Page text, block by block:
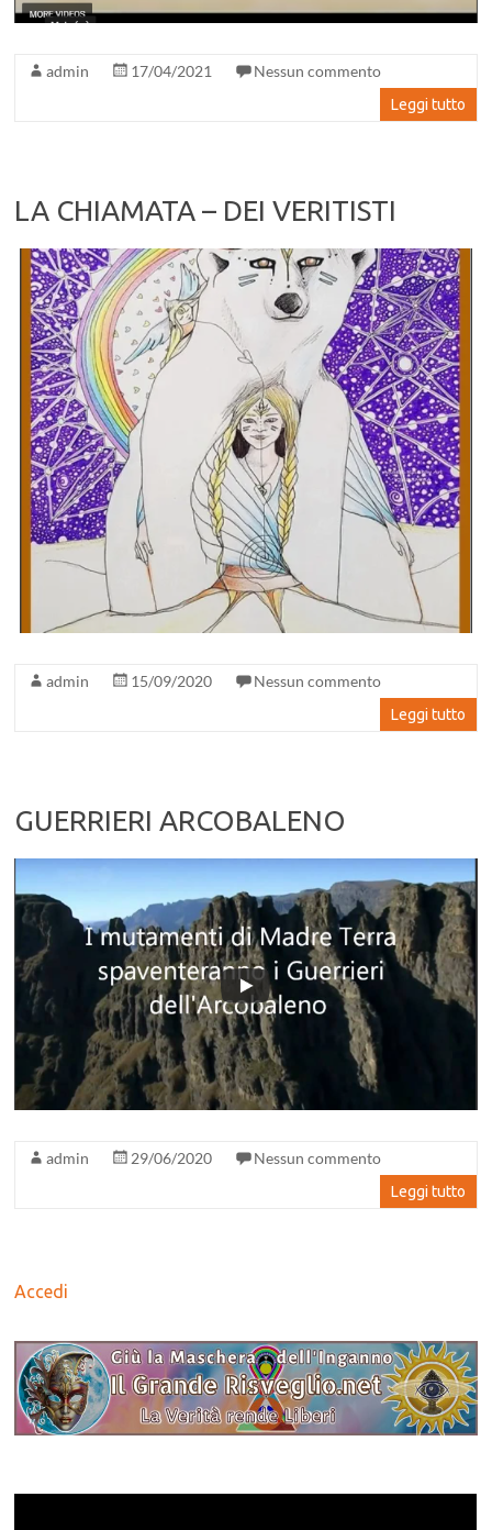
admin 17/04/2021 Nessun commento
Leggi tutto
LA CHIAMATA – DEI VERITISTI
admin 15/09/2020 Nessun commento
Leggi tutto
GUERRIERI ARCOBALENO
admin 29/06/2020 Nessun commento
Leggi tutto
Accedi